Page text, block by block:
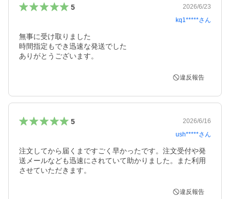
5
2026/6/23
kq1*****さん
無事に受け取りました
時間指定もでき迅速な発送でした
ありがとうございます。
違反報告
5
2026/6/16
ush*****さん
注文してから届くまですごく早かったです。注文受付や発
送メールなども迅速にされていて助かりました。また利用
させていただきます。
違反報告